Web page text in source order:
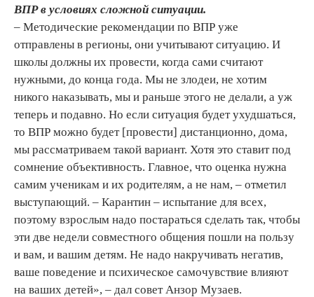
ВПР в условиях сложной ситуации.
– Методические рекомендации по ВПР уже
отправлены в регионы, они учитывают ситуацию. И
школы должны их провести, когда сами считают
нужными, до конца года. Мы не злодеи, не хотим
никого наказывать, мы и раньше этого не делали, а уж
теперь и подавно. Но если ситуация будет ухудшаться,
то ВПР можно будет [провести] дистанционно, дома,
мы рассматриваем такой вариант. Хотя это ставит под
сомнение объективность. Главное, что оценка нужна
самим ученикам и их родителям, а не нам, – отметил
выступающий. – Карантин – испытание для всех,
поэтому взрослым надо постараться сделать так, чтобы
эти две недели совместного общения пошли на пользу
и вам, и вашим детям. Не надо накручивать негатив,
ваше поведение и психическое самочувствие влияют
на ваших детей», – дал совет Анзор Музаев.